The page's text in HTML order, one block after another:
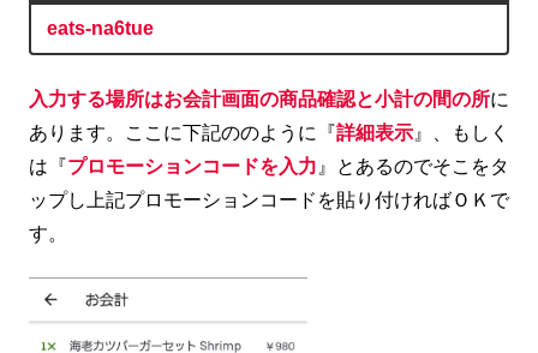
eats-na6tue
入力する場所はお会計画面の商品確認と小計の間の所に
あります。ここに下記ののように『詳細表示 』、もしく
は『プロモーションコードを入力 』とあるのでそこをタ
ップし上記プロモーションコードを貼り付ければＯＫで
す。